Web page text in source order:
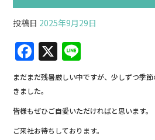
投稿日 2025年9月29日
F
a
c
e
b
X
n
e
まだまだ残暑厳しい中ですが、少しずつ季
きました。
皆様もぜひご自愛いただければと思います。
ご来社お待ちしております。